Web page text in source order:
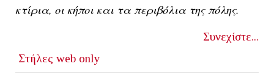
κτίρια, οι κήποι και τα περιβόλια της πόλης.
Συνεχίστε...
Στήλες web only